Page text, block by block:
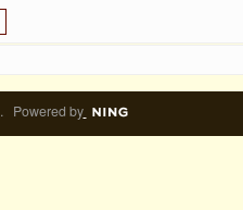
. Powered by